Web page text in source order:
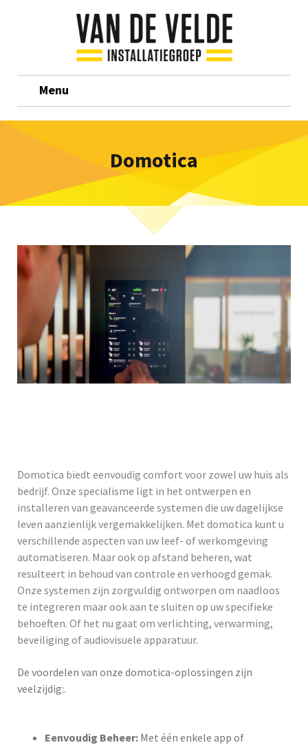
Menu
Domotica
Domotica biedt eenvoudig comfort voor zowel uw huis als
bedrijf. Onze specialisme ligt in het ontwerpen en
installeren van geavanceerde systemen die uw dagelijkse
leven aanzienlijk vergemakkelijken. Met domotica kunt u
verschillende aspecten van uw leef- of werkomgeving
automatiseren. Maar ook op afstand beheren, wat
resulteert in behoud van controle en verhoogd gemak.
Onze systemen zijn zorgvuldig ontworpen om naadloos
te integreren maar ook aan te sluiten op uw specifieke
behoeften. Of het nu gaat om verlichting, verwarming,
beveiliging of audiovisuele apparatuur.
De voordelen van onze domotica-oplossingen zijn
veelzijdig:.
Eenvoudig Beheer: Met één enkele app of